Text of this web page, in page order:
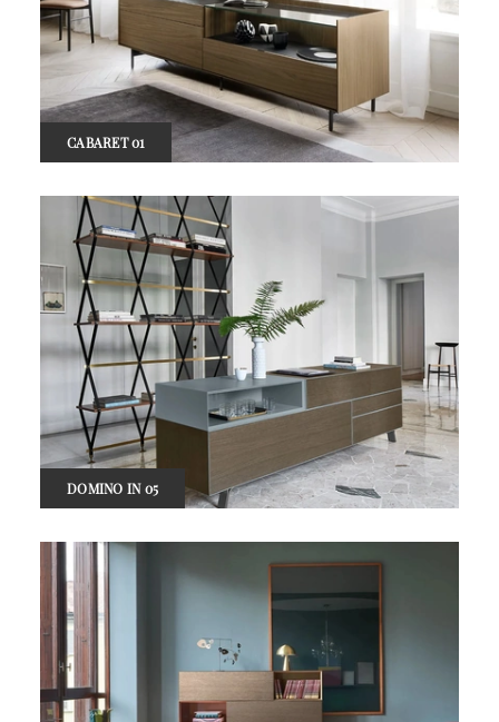
CABARET 01
DOMINO IN 05